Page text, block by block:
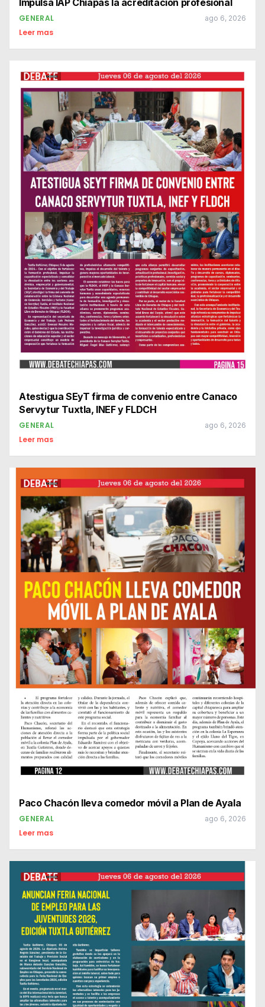
Impulsa IAP Chiapas la acreditación profesional
GENERAL ago 6, 2026
Leer mas
Atestigua SEyT firma de convenio entre Canaco
Servytur Tuxtla, INEF y FLDCH
GENERAL ago 6, 2026
Leer mas
Paco Chacón lleva comedor móvil a Plan de Ayala
GENERAL ago 6, 2026
Leer mas